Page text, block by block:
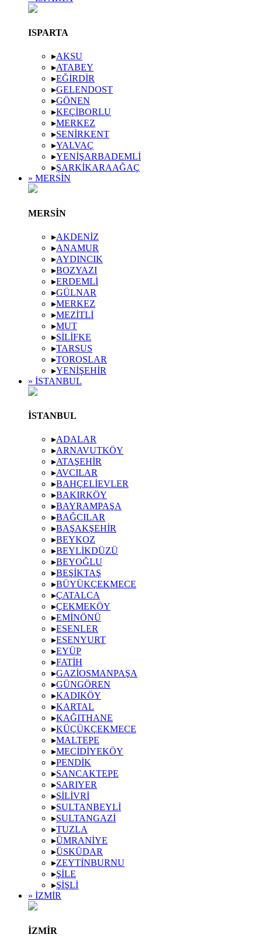
ISPARTA
▸AKSU
▸ATABEY
▸EĞIRDIR
▸GELENDOST
▸GÖNEN
▸KEÇIBORLU
▸MERKEZ
▸SENIRKENT
▸YALVAÇ
▸YENIŞARBADEMLI
▸ŞARKIKARAAĞAÇ
» MERSIN
MERSIN
▸AKDENIZ
▸ANAMUR
▸AYDINCIK
▸BOZYAZI
▸ERDEMLI
▸GÜLNAR
▸MERKEZ
▸MEZITLI
▸MUT
▸SILIFKE
▸TARSUS
▸TOROSLAR
▸YENIŞEHIR
» İSTANBUL
İSTANBUL
▸ADALAR
▸ARNAVUTKÖY
▸ATAŞEHIR
▸AVCILAR
▸BAHÇELIEVLER
▸BAKIRKÖY
▸BAYRAMPAŞA
▸BAĞCILAR
▸BAŞAKŞEHIR
▸BEYKOZ
▸BEYLIKDÜZÜ
▸BEYOĞLU
▸BEŞIKTAŞ
▸BÜYÜKÇEKMECE
▸ÇATALCA
▸ÇEKMEKÖY
▸EMINÖNÜ
▸ESENLER
▸ESENYURT
▸EYÜP
▸FATIH
▸GAZIOSMANPAŞA
▸GÜNGÖREN
▸KADIKÖY
▸KARTAL
▸KAĞITHANE
▸KÜÇÜKÇEKMECE
▸MALTEPE
▸MECIDIYEKÖY
▸PENDIK
▸SANCAKTEPE
▸SARIYER
▸SILIVRI
▸SULTANBEYLI
▸SULTANGAZI
▸TUZLA
▸ÜMRANIYE
▸ÜSKÜDAR
▸ZEYTINBURNU
▸ŞILE
▸ŞIŞLI
» İZMIR
İZMIR